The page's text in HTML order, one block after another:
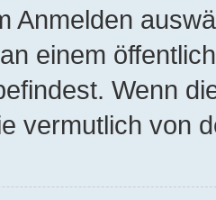
Anmelden
einem
Wenn
vermutlich von